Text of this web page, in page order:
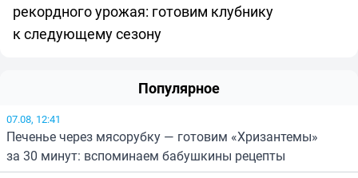
рекордного урожая: готовим клубнику
к следующему сезону
Популярное
07.08, 12:41
Печенье через мясорубку — готовим «Хризантемы»
за 30 минут: вспоминаем бабушкины рецепты